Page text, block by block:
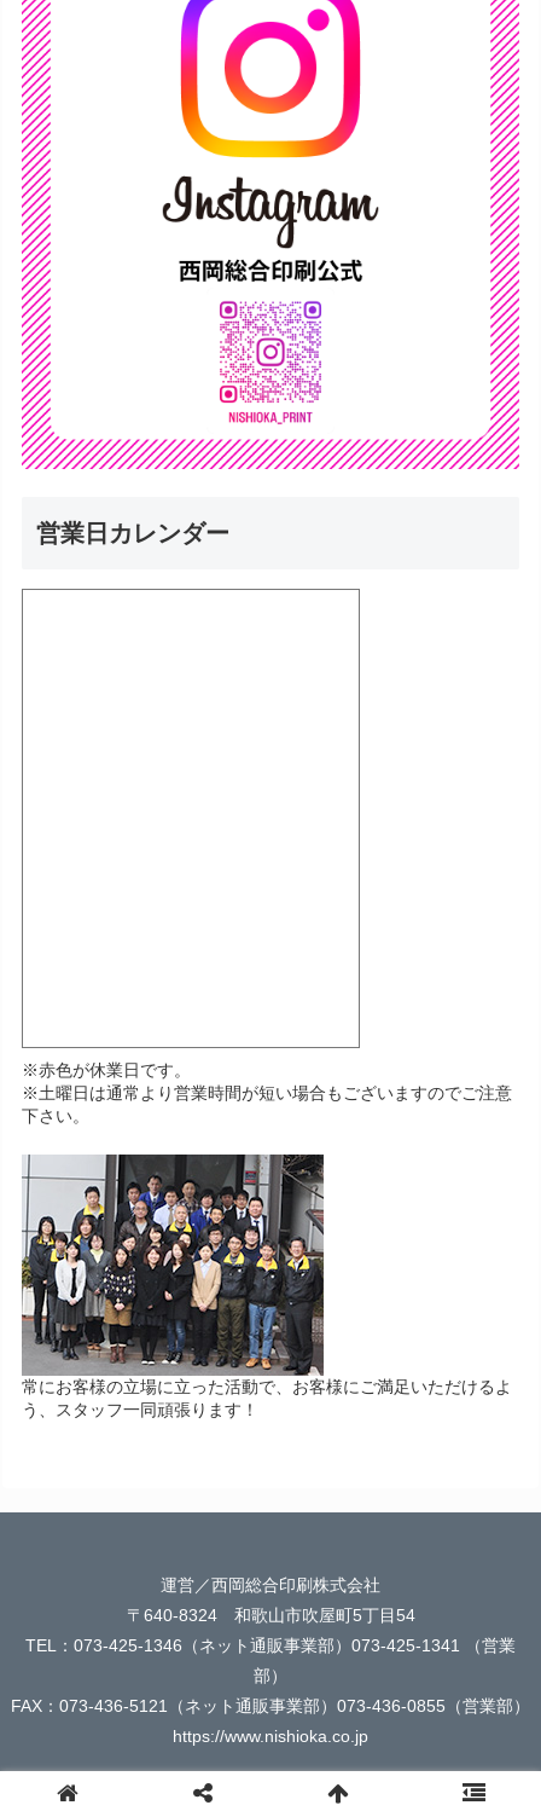
営業日カレンダー
※赤色が休業日です。
※土曜日は通常より営業時間が短い場合もございますのでご注意
下さい。
常にお客様の立場に立った活動で、お客様にご満足いただけるよ
う、スタッフ一同頑張ります！
運営／西岡総合印刷株式会社
〒640-8324 和歌山市吹屋町5丁目54
TEL：073-425-1346（ネット通販事業部）073-425-1341 （営業
部）
FAX：073-436-5121（ネット通販事業部）073-436-0855（営業部）
https://www.nishioka.co.jp